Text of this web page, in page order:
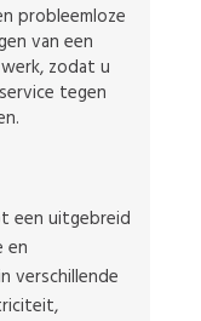
probleemloze
van een
zodat u
tegen
een uitgebreid
en
verschillende